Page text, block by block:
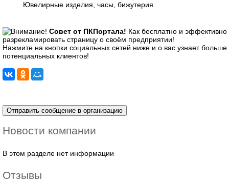
Ювелирные изделия, часы, бижутерия
Совет от ПКПортала! Как бесплатно и эффективно
разрекламировать страницу о своём предприятии!
Нажмите на кнопки социальных сетей ниже и о вас узнает больше
потенциальных клиентов!
Новости компании
В этом разделе нет информации
Отзывы